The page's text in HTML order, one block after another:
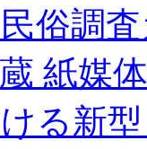
俗調査
紙媒
る新